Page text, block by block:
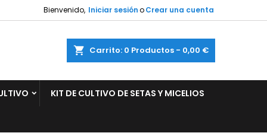
Bienvenido, Iniciar sesiónoCrear una cuenta
Carrito 0 Productos - 0,00 €
KIT DE CULTIVO DE SETAS Y MICELIOS